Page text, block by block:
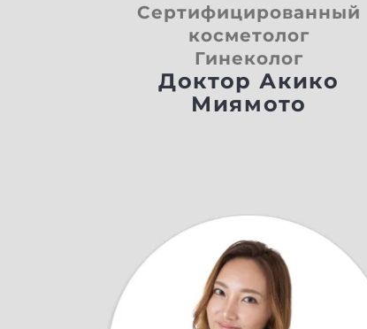
Сертифицированный
косметолог
Гинеколог
Доктор Акико
Миямото